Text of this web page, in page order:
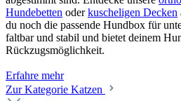
Hundebetten oderkuscheligen Decken
du noch die passende Hundbox für
faltbar und stabil und bietet deinem
Rückzugsmöglichkeit.
Erfahre mehr
Zur Kategorie Katzen